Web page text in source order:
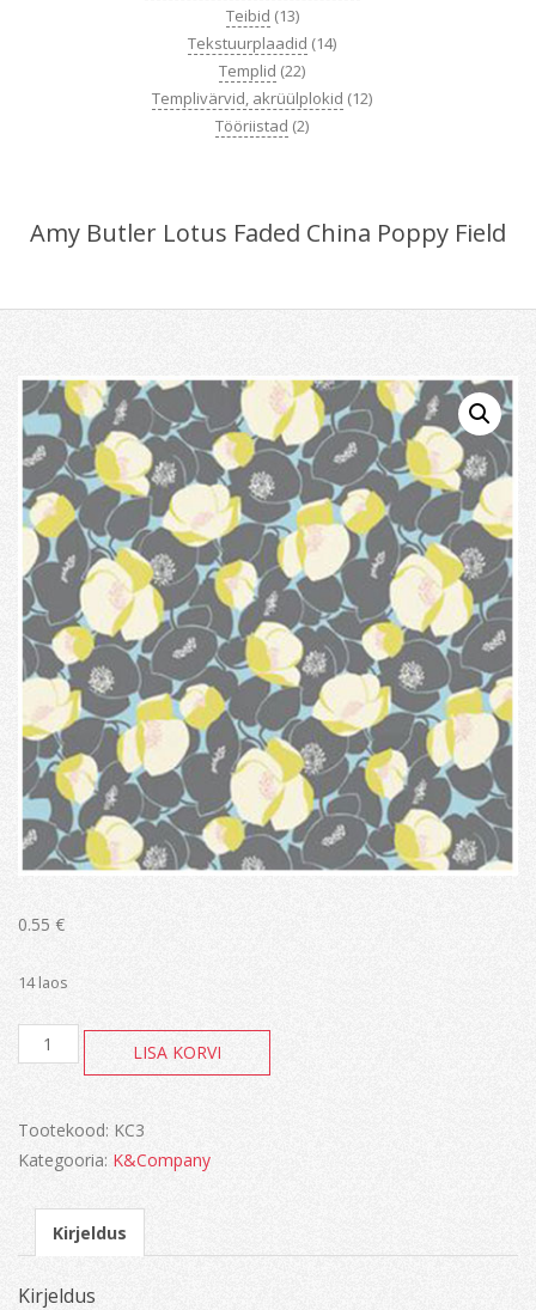
Teibid (13)
Tekstuurplaadid (14)
Templid (22)
Templivärvid, akrüülplokid (12)
Tööriistad (2)
Amy Butler Lotus Faded China Poppy Field
0.55 €
14 laos
Amy
Butler
China
Field
LISA KORVI
Tootekood: KC3
Kategooria: K&Company
Kirjeldus
Kirjeldus